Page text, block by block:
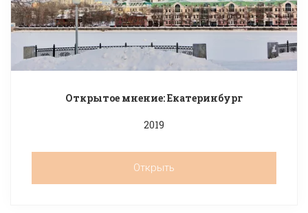
Открытое мнение: Екатеринбург
2019
Открыть